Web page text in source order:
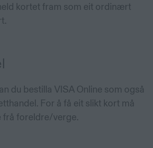
kortet fram som eit ordinært
du bestilla VISA Online som også
For å få eit slikt kort må
frå foreldre/verge.